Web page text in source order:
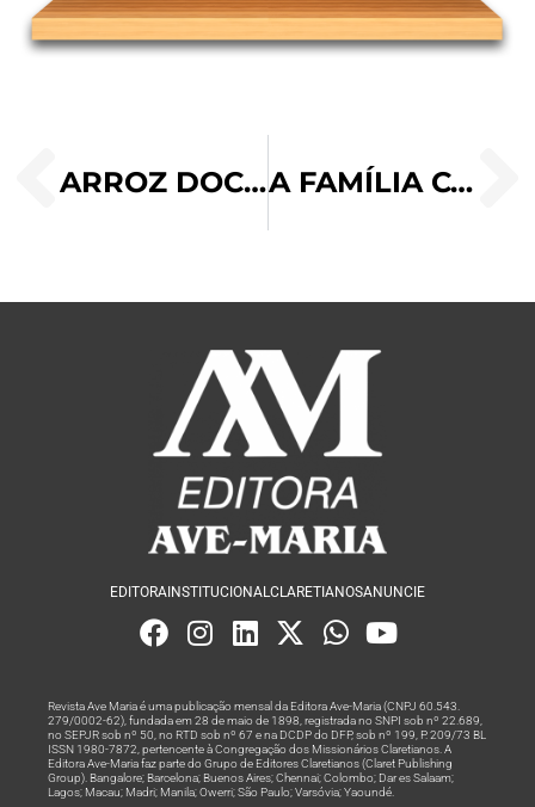
ARROZ DOCE CREMOSO A FAMÍLIA COMO VOCAÇÃO E EXPRESSÃO DO AMOR DE DEUS
EDITORAINSTITUCIONAL CLARETIANOSANUNCIE
Revista Ave Maria é uma publicação mensal da Editora Ave-Maria (CNPJ 60.543.
279/0002-62), fundada em 28 de maio de 1898, registrada no SNPI sob nº 22.689,
no SEPJR sob nº 50, no RTD sob nº 67 e na DCDP do DFP, sob nº 199, P. 209/73 BL
ISSN 1980-7872, pertencente à Congregação dos Missionários Claretianos. A
Editora Ave-Maria faz parte do Grupo de Editores Claretianos (Claret Publishing
Group). Bangalore; Barcelona; Buenos Aires; Chennai; Colombo; Dar es Salaam;
Lagos; Macau; Madri; Manila; Owerri; São Paulo; Varsóvia; Yaoundé.